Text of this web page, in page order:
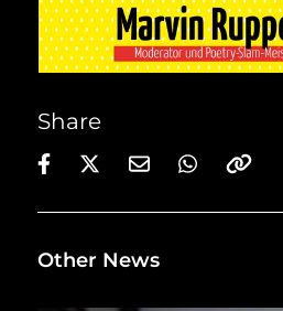
Share
Other News